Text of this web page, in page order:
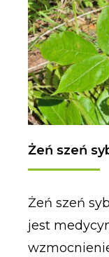
Żeń szeń
Żeń szeń
jest